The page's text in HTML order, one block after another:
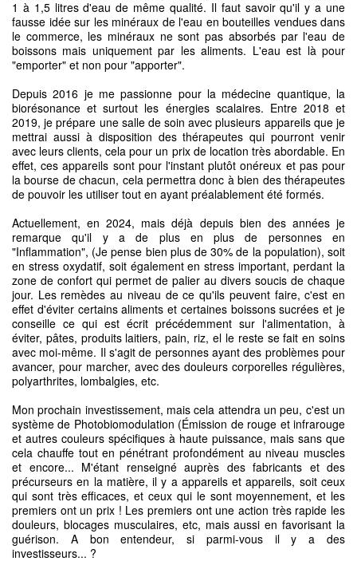
1 à 1,5 litres d'eau de même qualité. Il faut savoir qu'il y a une
fausse idée sur les minéraux de l'eau en bouteilles vendues dans
le commerce, les minéraux ne sont pas absorbés par l'eau de
boissons mais uniquement par les aliments. L'eau est là pour
"emporter" et non pour "apporter".
Depuis 2016 je me passionne pour la médecine quantique, la
biorésonance et surtout les énergies scalaires. Entre 2018 et
2019, je prépare une salle de soin avec plusieurs appareils que je
mettrai aussi à disposition des thérapeutes qui pourront venir
avec leurs clients, cela pour un prix de location très abordable. En
effet, ces appareils sont pour l'instant plutôt onéreux et pas pour
la bourse de chacun, cela permettra donc à bien des thérapeutes
de pouvoir les utiliser tout en ayant préalablement été formés.
Actuellement, en 2024, mais déjà depuis bien des années je
remarque qu'il y a de plus en plus de personnes en
"Inflammation", (Je pense bien plus de 30% de la population), soit
en stress oxydatif, soit également en stress important, perdant la
zone de confort qui permet de palier au divers soucis de chaque
jour. Les remèdes au niveau de ce qu'ils peuvent faire, c'est en
effet d'éviter certains aliments et certaines boissons sucrées et je
conseille ce qui est écrit précédemment sur l'alimentation, à
éviter, pâtes, produits laitiers, pain, riz, el le reste se fait en soins
avec moi-même. Il s'agit de personnes ayant des problèmes pour
avancer, pour marcher, avec des douleurs corporelles régulières,
polyarthrites, lombalgies, etc.
Mon prochain investissement, mais cela attendra un peu, c'est un
système de Photobiomodulation (Émission de rouge et infrarouge
et autres couleurs spécifiques à haute puissance, mais sans que
cela chauffe tout en pénétrant profondément au niveau muscles
et encore... M'étant renseigné auprès des fabricants et des
précurseurs en la matière, il y a appareils et appareils, soit ceux
qui sont très efficaces, et ceux qui le sont moyennement, et les
premiers ont un prix ! Les premiers ont une action très rapide les
douleurs, blocages musculaires, etc, mais aussi en favorisant la
guérison. A bon entendeur, si parmi-vous il y a des
investisseurs... ?